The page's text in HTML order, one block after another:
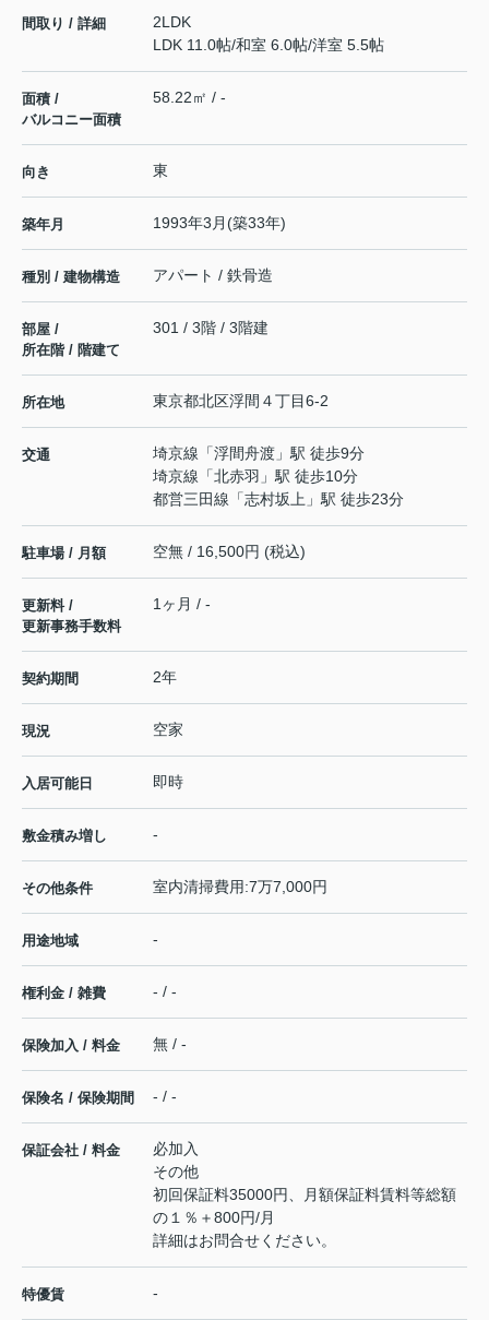
間取り / 詳細
2LDK
LDK 11.0帖/和室 6.0帖/洋室 5.5帖
面積 /
バルコニー面積
58.22㎡ / -
向き 東
築年月 1993年3月(築33年)
種別 / 建物構造 アパート / 鉄骨造
部屋 /
所在階 / 階建て
301 / 3階 / 3階建
所在地 東京都北区浮間 ４丁目6-2
交通 埼京線 「浮間舟渡 」駅 徒歩9分
埼京線 「北赤羽 」駅 徒歩10分
都営三田線 「志村坂上 」駅 徒歩23分
駐車場 / 月額 空無 / 16,500円 (税込)
更新料 /
更新事務手数料
1ヶ月 / -
契約期間 2年
現況 空家
入居可能日 即時
敷金積み増し -
その他条件 室内清掃費用:7万7,000円
用途地域 -
権利金 / 雑費 - / -
保険加入 / 料金 無 / -
保険名 / 保険期間 - / -
保証会社 / 料金
必加入
その他
初回保証料35000円、月額保証料賃料等総額
の１％＋800円/月
詳細はお問合せください。
特優賃 -